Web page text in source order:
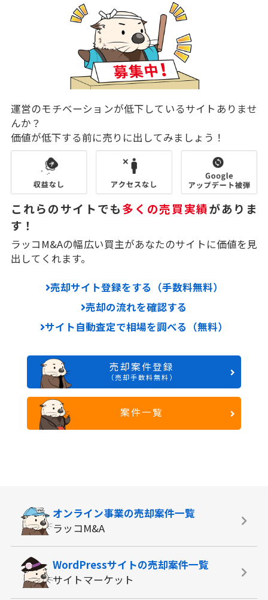
運営のモチベーションが低下しているサイトありませ
んか？
価値が低下する前に売りに出してみましょう！
これらのサイトでも多くの売買実績がありま
す！
ラッコM&Aの幅広い買主があなたのサイトに価値を見
出してくれます。
売却サイト登録をする（手数料無料）
売却の流れを確認する
サイト自動査定で相場を調べる（無料）
売却案件登録
（売却手数料無料）
案件一覧
オンライン事業の売却案件一覧
ラッコM&A
WordPressサイトの売却案件一覧
サイトマーケット